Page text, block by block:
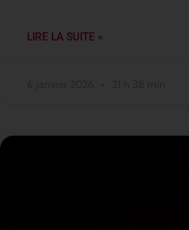
LIRE LA SUITE »